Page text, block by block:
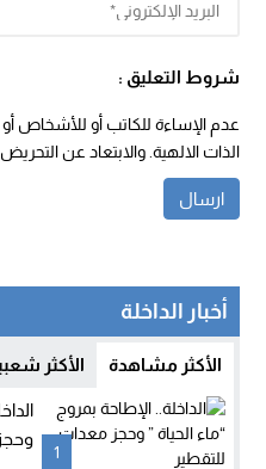
شروط التعليق :
عدم الإساءة للكاتب أو للأشخاص
الذات الالهية. والابتعاد عن
أخبار الداخلة
الأكثر مشاهدة الأكثر
1